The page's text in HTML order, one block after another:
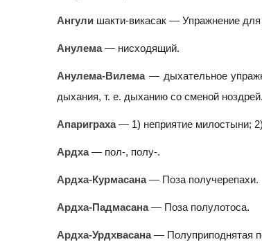
Ангули шакти-викасак — Упражнение
Анулема— нисходящий.
Анулема-Вилема— дыхательное
дыхания, т. е. дыханию со сменой ноздрей.
Апариграха— 1) неприятие милостыни; 2)
Ардха— пол-, полу-.
Ардха-Курмасана— Поза получерепахи.
Ардха-Падмасана— Поза полулотоса.
Ардха-Урдхвасана— Полуприподнятая